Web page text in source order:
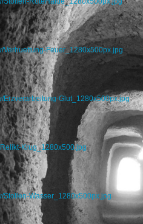
Feuer_1280x500px.jpg
Erzverarbeitung-Glut_1280x500px.jpg
Krug_1280x500.jpg
Stollen-Wasser_1280x500px.jpg